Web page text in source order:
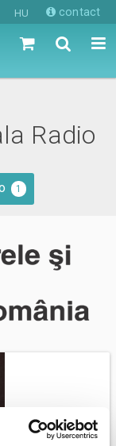
HU contact
Radio
1